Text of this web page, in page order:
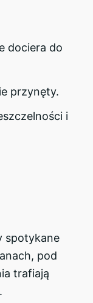
dociera do
przynęty.
i
spotykane
pod
trafiają